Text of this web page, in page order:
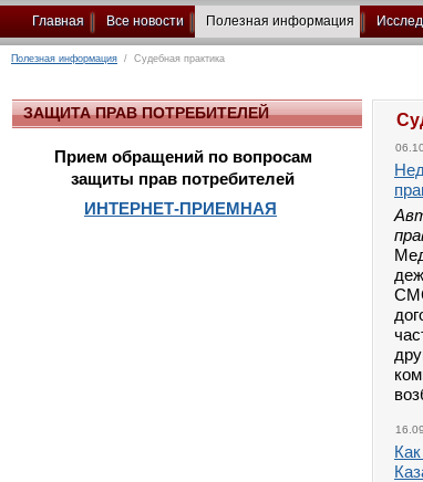
Главная Все новости Полезная информация
Полезная информация / Судебная практика
ЗАЩИТА ПРАВ ПОТРЕБИТЕЛЕЙ
Прием обращений по вопросам
защиты прав потребителей
ИНТЕРНЕТ-ПРИЕМНАЯ